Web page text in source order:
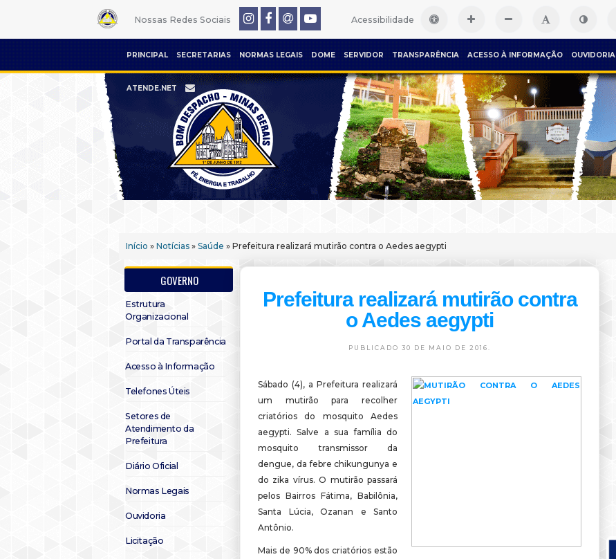
Nossas Redes Sociais Acessibilidade
PRINCIPAL SECRETARIAS NORMAS LEGAIS DOME SERVIDOR TRANSPARÊNCIA ACESSO À INFORMAÇÃO OUVIDORIA
ATENDE.NET
Início » Notícias » Saúde » Prefeitura realizará mutirão contra o Aedes aegypti
GOVERNO
Estrutura
Organizacional
Portal da Transparência
Acesso à Informação
Telefones Úteis
Setores de
Atendimento da
Prefeitura
Diário Oficial
Normas Legais
Ouvidoria
Licitação
Prefeitura realizará mutirão contra
o Aedes aegypti
PUBLICADO 30 DE MAIO DE 2016.
Sábado (4), a Prefeitura realizará
um mutirão para recolher
criatórios do mosquito Aedes
aegypti. Salve a sua família do
mosquito transmissor da
dengue, da febre chikungunya e
do zika vírus. O mutirão passará
pelos Bairros Fátima, Babilônia,
Santa Lúcia, Ozanan e Santo
Antônio.
Mais de 90% dos criatórios estão